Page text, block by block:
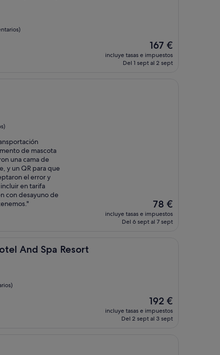
El
precio
actual
167 €
incluye tasas e impuestos
Del 1 sept al 2 sept
de mascota
una cama de
y un QR para que
el error y
en tarifa
con desayuno de
El
precio
actual
78 €
incluye tasas e impuestos
Del 6 sept al 7 sept
And Spa Resort
Resort
El
precio
actual
192 €
incluye tasas e impuestos
Del 2 sept al 3 sept